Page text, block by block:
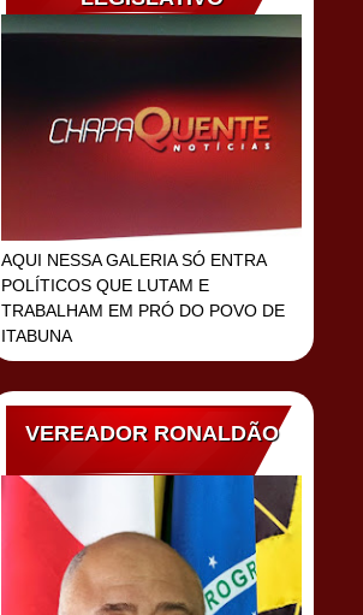
AQUI NESSA GALERIA SÓ ENTRA
POLÍTICOS QUE LUTAM E
TRABALHAM EM PRÓ DO POVO DE
ITABUNA
VEREADOR RONALDÃO